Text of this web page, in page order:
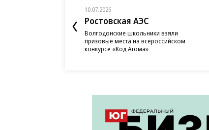
10.07.2026
Ростовская АЭС
Волгодонские школьники взяли
призовые места на всероссийском
конкурсе «Код Атома»